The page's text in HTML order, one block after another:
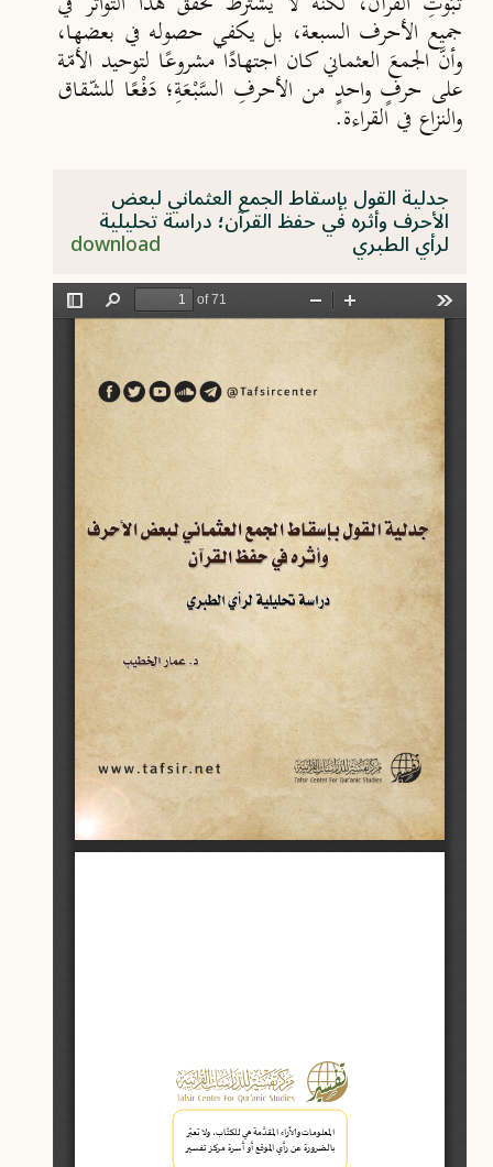
جميع الأحرف ‏السبعة، بل يكفي حصوله في بعضها،
وأنَّ الجمعَ العثماني كان اجتهادًا مشروعًا لتوحيد الأمّة
على حرفٍ ‏واحدٍ من الأحرفِ السَّبْعَةِ؛ دَفْعًا للشّقاق
والنزاع في القراءة.‏
جدلية القول بإسقاط الجمع العثماني لبعض
الأحرف وأثره في حفظ القرآن؛ دراسة تحليلية
لرأي الطبري